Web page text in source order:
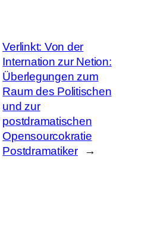
Verlinkt: Von der
Internation zur Netion:
Überlegungen zum
Raum des Politischen
und zur
postdramatischen
Opensourcokratie
Postdramatiker
→